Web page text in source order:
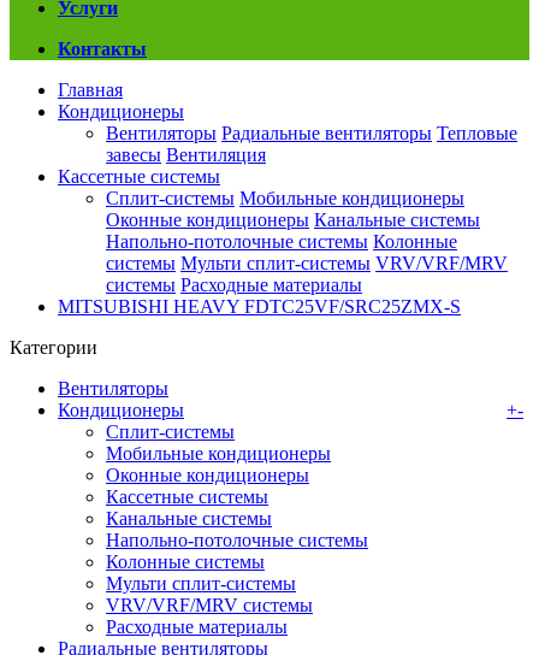
Услуги
Контакты
Главная
Кондиционеры
Вентиляторы Радиальные вентиляторы Тепловые
завесы Вентиляция
Кассетные системы
Сплит-системы Мобильные кондиционеры
Оконные кондиционеры Канальные системы
Напольно-потолочные системы Колонные
системы Мульти сплит-системы VRV/VRF/MRV
системы Расходные материалы
MITSUBISHI HEAVY FDTC25VF/SRC25ZMX-S
Категории
Вентиляторы
Кондиционеры
+-
Сплит-системы
Мобильные кондиционеры
Оконные кондиционеры
Кассетные системы
Канальные системы
Напольно-потолочные системы
Колонные системы
Мульти сплит-системы
VRV/VRF/MRV системы
Расходные материалы
Радиальные вентиляторы